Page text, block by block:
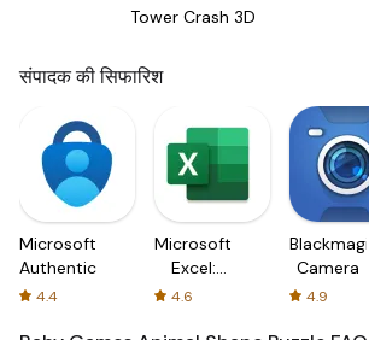
Tower Crash 3D
संपादक की सिफारिश
Microsoft
Authenticator
4.4
Microsoft
Excel:
Spreadsheets
4.6
Blackmagic
Camera
4.9